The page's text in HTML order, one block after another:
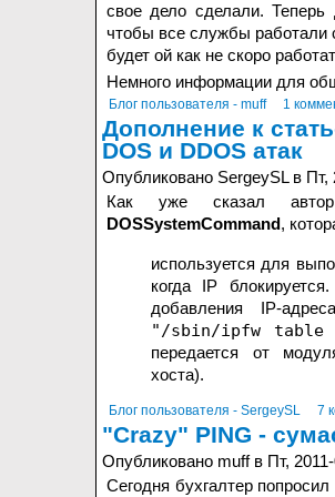
свое дело сделали. Теперь
чтобы все службы работали
будет ой как не скоро
Немного информации для
Блог пользователя - muff 1
Дополнение к
DOS и DDOS атак
Опубликовано SergeySL в Пт,
Как уже сказал
DOSSystemCommand,
используется для
когда IP
добавления IP-
"/sbin/ipfw table
передается от
хоста).
Блог пользователя - SergeySL 7
"Crazy" PING -
Опубликовано muff в Пт,
Сегодня бухгалтер